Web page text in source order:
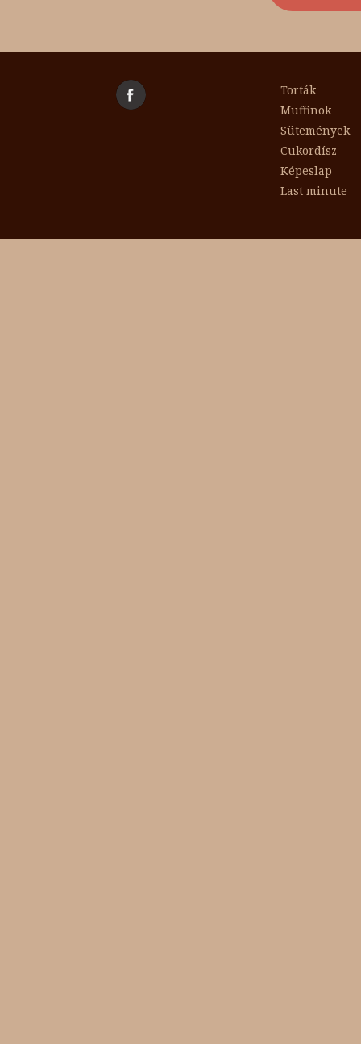
Torták
Muffinok
Sütemények
Cukordísz
Képeslap
Last minute